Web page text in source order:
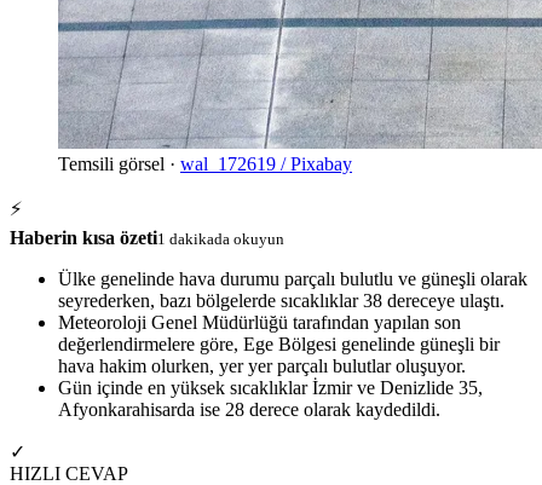
Temsili görsel · wal_172619 / Pixabay
⚡
Haberin kısa özeti1 dakikada okuyun
Ülke genelinde hava durumu parçalı bulutlu ve güneşli olarak
seyrederken, bazı bölgelerde sıcaklıklar 38 dereceye ulaştı.
Meteoroloji Genel Müdürlüğü tarafından yapılan son
değerlendirmelere göre, Ege Bölgesi genelinde güneşli bir
hava hakim olurken, yer yer parçalı bulutlar oluşuyor.
Gün içinde en yüksek sıcaklıklar İzmir ve Denizlide 35,
Afyonkarahisarda ise 28 derece olarak kaydedildi.
✓
HIZLI CEVAP